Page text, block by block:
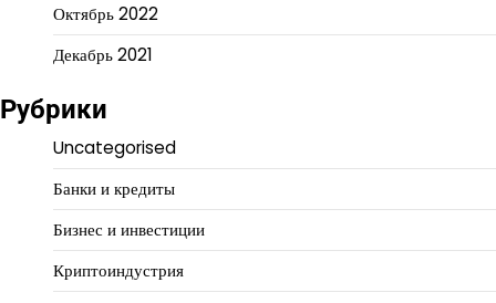
Октябрь 2022
Декабрь 2021
Рубрики
Uncategorised
Банки и кредиты
Бизнес и инвестиции
Криптоиндустрия